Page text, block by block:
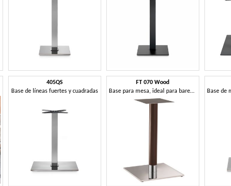
405QS
Base de líneas fuertes y cuadradas
FT 070 Wood
Base para mesa, ideal para bares de moda